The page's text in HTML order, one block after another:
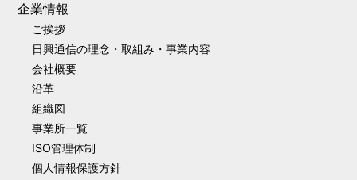
企業情報
ご挨拶
日興通信の理念・取組み・事業内容
会社概要
沿革
組織図
事業所一覧
ISO管理体制
個人情報保護方針